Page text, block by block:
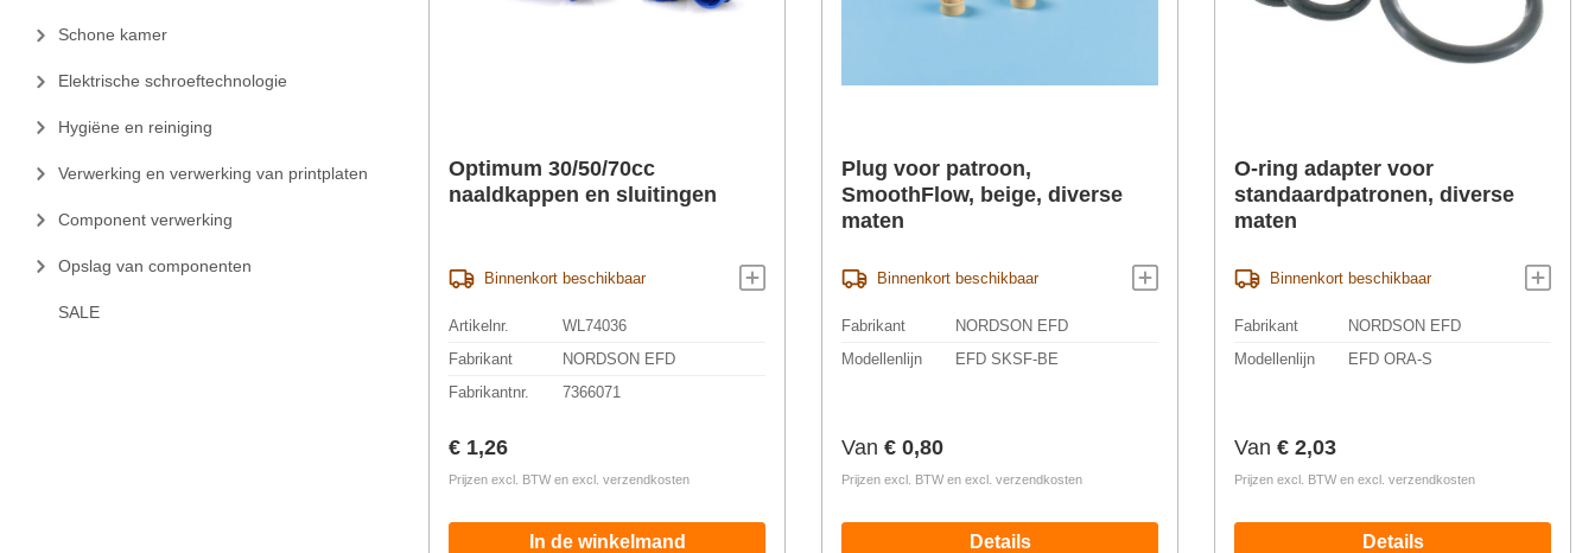
Schone kamer
Elektrische schroeftechnologie
Hygiëne en reiniging
Verwerking en verwerking van printplaten
Component verwerking
Opslag van componenten
SALE
Optimum 30/50/70cc
naaldkappen en sluitingen
Binnenkort beschikbaar
Artikelnr.
WL74036
Fabrikant
NORDSON EFD
Fabrikantnr.
7366071
Normale prijs:
€ 1,26
Prijzen excl. BTW en excl. verzendkosten
In de winkelmand
Plug voor patroon,
SmoothFlow, beige, diverse
maten
Binnenkort beschikbaar
Fabrikant
NORDSON EFD
Modellenlijn
EFD SKSF-BE
Normale prijs:
Van € 0,80
Prijzen excl. BTW en excl. verzendkosten
Details
O-ring adapter voor
standaardpatronen, diverse
maten
Binnenkort beschikbaar
Fabrikant
NORDSON EFD
Modellenlijn
EFD ORA-S
Normale prijs:
Van € 2,03
Prijzen excl. BTW en excl. verzendkosten
Details